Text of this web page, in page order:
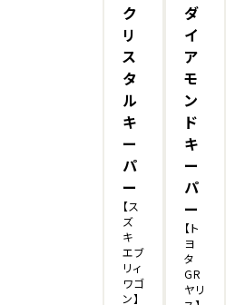
ク
リ
ス
タ
ル
キ
ー
パ
ー
【ス
ズ
キ
エブ
リィ
ワゴ
ン】
ダ
イ
ア
モ
ン
ド
キ
ー
パ
ー
【ト
ヨ
タ
GR
ヤリ